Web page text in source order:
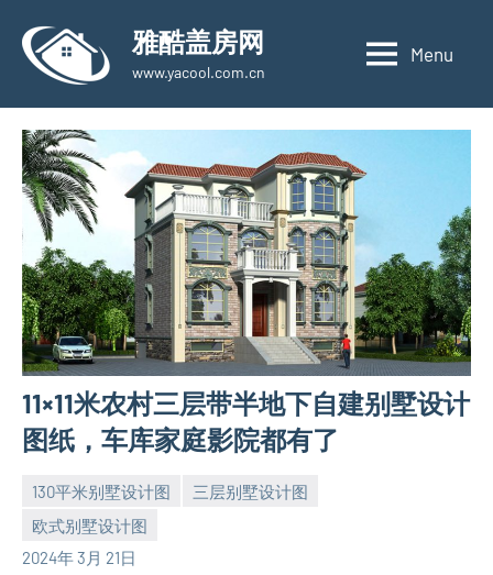
content
雅酷盖房网
www.yacool.com.cn
Menu
11×11米农村三层带半地下自建别墅设计
图纸，车库家庭影院都有了
130平米别墅设计图
三层别墅设计图
欧式别墅设计图
2024年 3月 21日
yacool